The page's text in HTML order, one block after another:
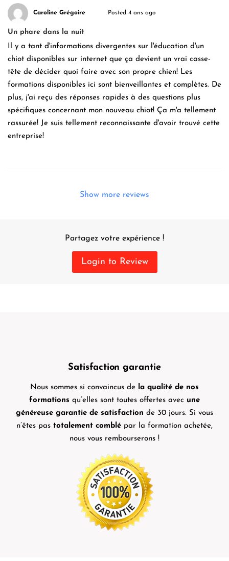
Caroline Grégoire Posted 4 ans ago
Un phare dans la nuit
Il y a tant d'informations divergentes sur l'éducation d'un
chiot disponibles sur internet que ça devient un vrai casse-
tête de décider quoi faire avec son propre chien! Les
formations disponibles ici sont bienveillantes et complètes. De
plus, j'ai reçu des réponses rapides à des questions plus
spécifiques concernant mon nouveau chiot! Ça m'a tellement
rassurée! Je suis tellement reconnaissante d'avoir trouvé cette
entreprise!
Show more reviews
Partagez votre expérience !
Login to Review
Satisfaction garantie
Nous sommes si convaincus de
la qualité de nos
formations qu’elles sont toutes offertes avec une
généreuse garantie de satisfaction de 30 jours. Si vous
n’êtes pas totalement comblé par la formation achetée,
nous vous rembourserons !